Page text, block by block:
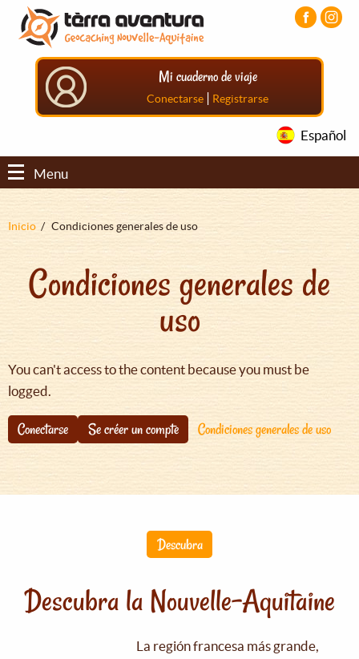
Pasar
contenido
principal
Pasar
menú
principal
Pasar
principal
Mi cuaderno de viaje
Conectarse | Registrarse
Español
Menu
Sobrescribir
ayuda
navegación
Inicio Condiciones generales de uso
Condiciones generales de
uso
You can't access to the content because you must be
logged.
Conectarse Se créer un compte Condiciones generales de uso
Descubra
Descubra la Nouvelle-Aquitaine
La región francesa más grande,